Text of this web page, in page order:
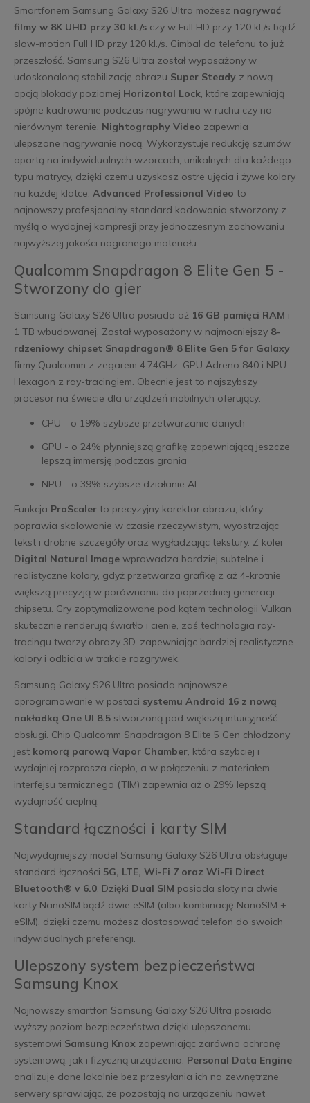
Smartfonem Samsung Galaxy S26 Ultra możesz nagrywać
filmy w 8K UHD przy 30 kl./sczy w Full HD przy 120 kl./s bądź
slow-motion Full HD przy 120 kl./s. Gimbal do telefonu to już
przeszłość. Samsung S26 Ultra został wyposażony w
udoskonaloną stabilizację obrazu Super Steadyz nową
opcją blokady poziomej Horizontal Lock, które zapewniają
spójne kadrowanie podczas nagrywania w ruchu czy na
nierównym terenie. Nightography Video zapewnia
ulepszone nagrywanie nocą. Wykorzystuje redukcję szumów
opartą na indywidualnych wzorcach, unikalnych dla każdego
typu matrycy, dzięki czemu uzyskasz ostre ujęcia i żywe kolory
na każdej klatce. Advanced Professional Video to
najnowszy profesjonalny standard kodowania stworzony z
myślą o wydajnej kompresji przy jednoczesnym zachowaniu
najwyższej jakości nagranego materiału.
Qualcomm Snapdragon 8 Elite Gen 5 -
Stworzony do gier
Samsung Galaxy S26 Ultra posiada aż 16 GB pamięci RAM i
1 TB wbudowanej. Został wyposażony w najmocniejszy 8-
rdzeniowy chipset Snapdragon® 8 Elite Gen 5 for Galaxy
firmy Qualcomm z zegarem 4.74GHz, GPU Adreno 840 i NPU
Hexagon z ray-tracingiem. Obecnie jest to najszybszy
procesor na świecie dla urządzeń mobilnych oferujący:
CPU - o 19% szybsze przetwarzanie danych
GPU - o 24% płynniejszą grafikę zapewniającą jeszcze
lepszą immersję podczas grania
NPU - o 39% szybsze działanie AI
Funkcja ProScalerto precyzyjny korektor obrazu, który
poprawia skalowanie w czasie rzeczywistym, wyostrzając
tekst i drobne szczegóły oraz wygładzając tekstury. Z kolei
Digital Natural Imagewprowadza bardziej subtelne i
realistyczne kolory, gdyż przetwarza grafikę z aż 4-krotnie
większą precyzją w porównaniu do poprzedniej generacji
chipsetu. Gry zoptymalizowane pod kątem technologii Vulkan
skutecznie renderują światło i cienie, zaś technologia ray-
tracingu tworzy obrazy 3D, zapewniając bardziej realistyczne
kolory i odbicia w trakcie rozgrywek.
Samsung Galaxy S26 Ultra posiada najnowsze
oprogramowanie w postaci systemu Android 16 z nową
nakładką One UI 8.5stworzoną pod większą intuicyjność
obsługi. Chip Qualcomm Snapdragon 8 Elite 5 Gen chłodzony
jest komorą parową Vapor Chamber, która szybciej i
wydajniej rozprasza ciepło, a w połączeniu z materiałem
interfejsu termicznego (TIM) zapewnia aż o 29% lepszą
wydajność cieplną.
Standard łączności i karty SIM
Najwydajniejszy model Samsung Galaxy S26 Ultra obsługuje
standard łączności 5G, LTE, Wi-Fi 7 oraz Wi-Fi Direct
Bluetooth® v 6.0. Dzięki Dual SIM posiada sloty na dwie
karty NanoSIM bądź dwie eSIM (albo kombinację NanoSIM +
eSIM), dzięki czemu możesz dostosować telefon do swoich
indywidualnych preferencji.
Ulepszony system bezpieczeństwa
Samsung Knox
Najnowszy smartfon Samsung Galaxy S26 Ultra posiada
wyższy poziom bezpieczeństwa dzięki ulepszonemu
systemowi Samsung Knoxzapewniając zarówno ochronę
systemową, jak i fizyczną urządzenia. Personal Data Engine
analizuje dane lokalnie bez przesyłania ich na zewnętrzne
serwery sprawiając, że pozostają na urządzeniu nawet